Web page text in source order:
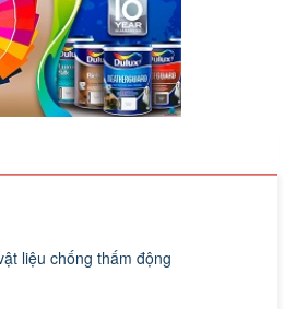
liệu chống thấm động